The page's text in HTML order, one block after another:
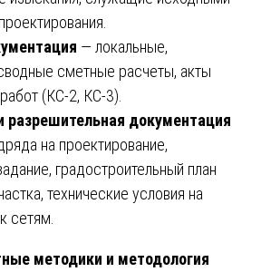
— локальные,
сметные расчеты, акты
(КС-2, КС-3).
разрешительная документация
на проектирование,
градостроительный план
технические условия на
сетям.
методики и методология